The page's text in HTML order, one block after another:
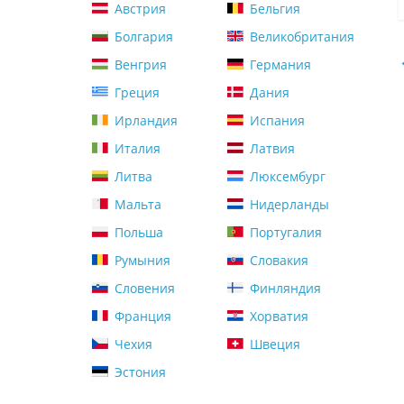
Австрия
Бельгия
Болгария
Великобритания
Венгрия
Германия
Греция
Дания
Ирландия
Испания
Италия
Латвия
Литва
Люксембург
Мальта
Нидерланды
Польша
Португалия
Румыния
Словакия
Словения
Финляндия
Франция
Хорватия
Чехия
Швеция
Эстония